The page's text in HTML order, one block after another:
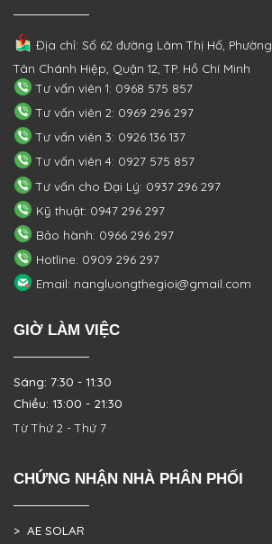
Địa chỉ: Số 62 đường Lâm Thị Hố, Phường
Tân Chánh Hiệp, Quận 12, TP. Hồ Chí Minh
Tư vấn viên 1: 0968 575 857
Tư vấn viên 2: 0969 296 297
Tư vấn viên 3: 0926 136 137
Tư vấn viên 4: 0927 575 857
Tư vấn cho Đại Lý: 0937 296 297
Kỹ thuật: 0947 296 297
Bảo hành: 0966 296 297
Hotline: 0909 296 297
Email: nangluongthegioi@gmail.com
GIỜ LÀM VIỆC
Sáng: 7:30 - 11:30
Chiều: 13:00 - 21:30
Từ Thứ 2 - Thứ 7
CHỨNG NHẬN NHÀ PHÂN PHỐI
> AE SOLAR